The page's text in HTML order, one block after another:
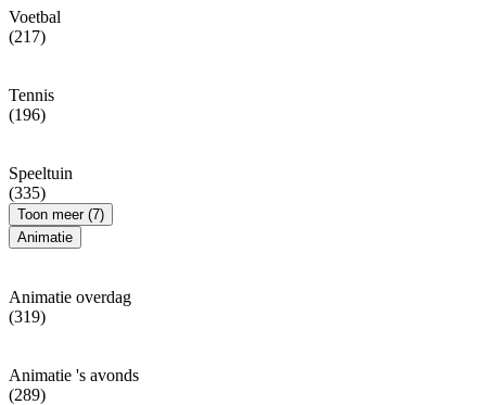
Voetbal
(217)
Tennis
(196)
Speeltuin
(335)
Toon meer (7)
Animatie
Animatie overdag
(319)
Animatie 's avonds
(289)